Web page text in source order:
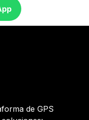
de GPS